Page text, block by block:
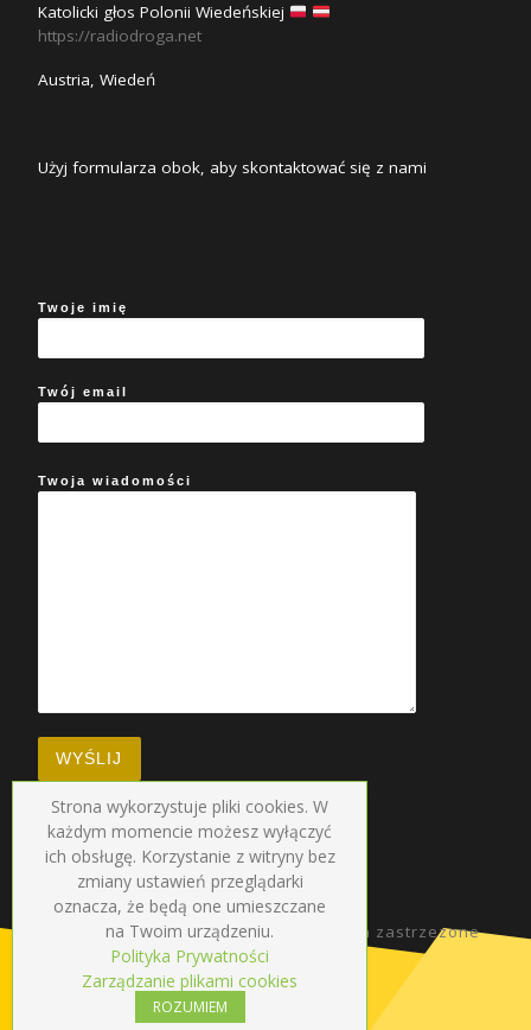
Katolicki głos Polonii Wiedeńskiej
https://radiodroga.net
Austria, Wiedeń
Użyj formularza obok, aby skontaktować się z nami
Twoje imię
Twój email
Twoja wiadomości
© 2026 Radio Droga – Wszelkie prawa zastrzezone
Strona wykorzystuje pliki cookies. W
każdym momencie możesz wyłączyć
ich obsługę. Korzystanie z witryny bez
zmiany ustawień przeglądarki
oznacza, że będą one umieszczane
na Twoim urządzeniu.
Polityka Prywatności
Zarządzanie plikami cookies
ROZUMIEM